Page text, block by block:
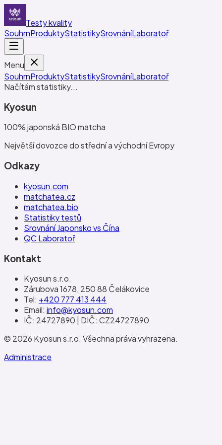
Testy kvality
SouhrnProduktyStatistikySrovnáníLaboratoř
Menu
SouhrnProduktyStatistikySrovnáníLaboratoř
Načítám statistiky...
Kyosun
100% japonská BIO matcha
Největší dovozce do střední a východní Evropy
Odkazy
kyosun.com
matchatea.cz
matchatea.bio
Statistiky testů
Srovnání Japonsko vs Čína
QC Laboratoř
Kontakt
Kyosun s.r.o.
Zárubova 1678, 250 88 Čelákovice
Tel: +420 777 413 444
Email: info@kyosun.com
IČ: 24727890 | DIČ: CZ24727890
© 2026 Kyosun s.r.o. Všechna práva vyhrazena.
Administrace